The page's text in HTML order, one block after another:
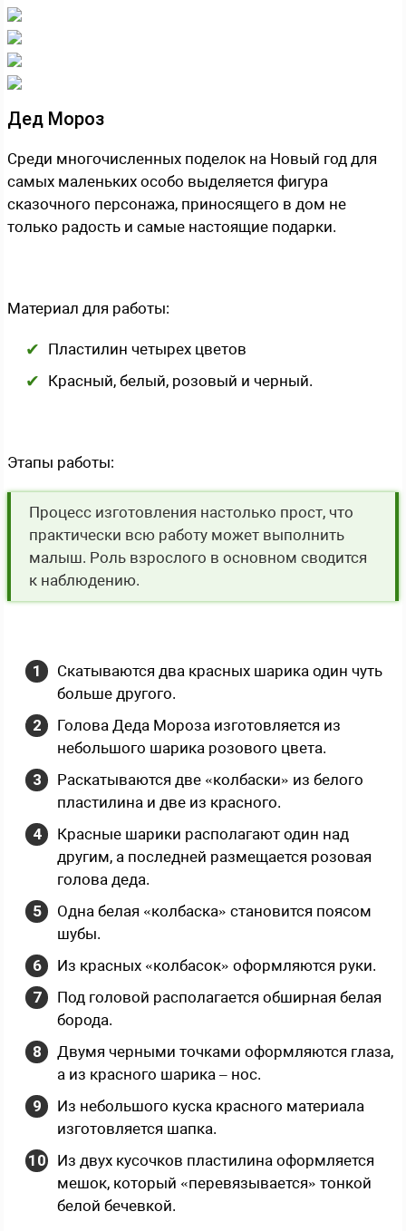
Дед Мороз
Среди многочисленных поделок на Новый год для
самых маленьких особо выделяется фигура
сказочного персонажа, приносящего в дом не
только радость и самые настоящие подарки.
Материал для работы:
Пластилин четырех цветов
Красный, белый, розовый и черный.
Этапы работы:
Процесс изготовления настолько прост, что
практически всю работу может выполнить
малыш. Роль взрослого в основном сводится
к наблюдению.
Скатываются два красных шарика один чуть
больше другого.
Голова Деда Мороза изготовляется из
небольшого шарика розового цвета.
Раскатываются две «колбаски» из белого
пластилина и две из красного.
Красные шарики располагают один над
другим, а последней размещается розовая
голова деда.
Одна белая «колбаска» становится поясом
шубы.
Из красных «колбасок» оформляются руки.
Под головой располагается обширная белая
борода.
Двумя черными точками оформляются глаза,
а из красного шарика – нос.
Из небольшого куска красного материала
изготовляется шапка.
Из двух кусочков пластилина оформляется
мешок, который «перевязывается» тонкой
белой бечевкой.